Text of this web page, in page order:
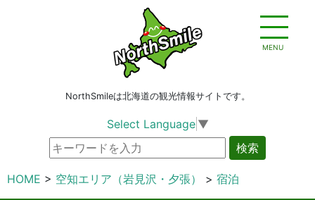
MENU
NorthSmileは北海道の観光情報サイトです。
Select Language ▼
検索
HOME 空知エリア（岩見沢・夕張） 宿泊